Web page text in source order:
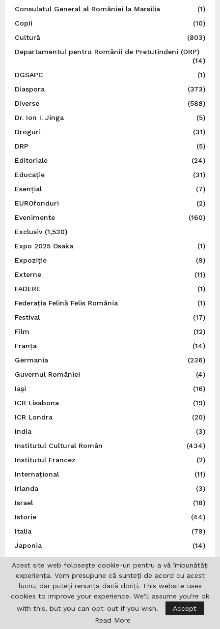
Consulatul General al României la Marsilia
(1)
Copii
(10)
Cultură
(803)
Departamentul pentru Românii de Pretutindeni (DRP)
(14)
DGSAPC
(1)
Diaspora
(373)
Diverse
(588)
Dr. Ion I. Jinga
(5)
Droguri
(31)
DRP
(5)
Editoriale
(24)
Educație
(31)
Esențial
(7)
EUROfonduri
(2)
Evenimente
(160)
Exclusiv(1,530)
Expo 2025 Osaka
(1)
Expoziție
(9)
Externe
(11)
FADERE
(1)
Federația Felină Felis România
(1)
Festival
(17)
Film
(12)
Franța
(14)
Germania
(236)
Guvernul României
(4)
Iaşi
(16)
ICR Lisabona
(19)
ICR Londra
(20)
India
(3)
Institutul Cultural Român
(434)
Institutul Francez
(2)
Internațional
(11)
Irlanda
(3)
Israel
(18)
Istorie
(44)
Italia
(79)
Japonia
(14)
Liga Scriitorilor Români
(21)
Literatură
(27)
(6)
(2)
Acest site web folosește cookie-uri pentru a vă îmbunătăți
experiența. Vom presupune că sunteți de acord cu acest
lucru, dar puteți renunța dacă doriți. This website uses
cookies to improve your experience. We'll assume you're ok
with this, but you can opt-out if you wish.
Accept
Read More